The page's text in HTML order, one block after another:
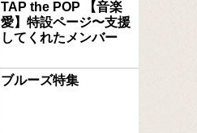
TAP the POP 【音楽
愛】特設ページ〜支援
してくれたメンバー
ブルーズ特集